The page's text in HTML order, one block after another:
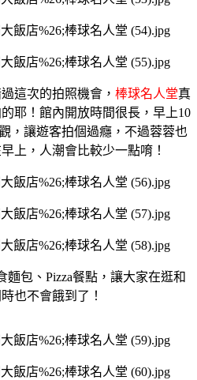
這次的拍照機會， 棒球名人堂真
耶！ 館內開放時間很長， 早上10
， 讓遊客拍個過癮， 不過蓉蓉也
上， 人潮會比較少一點唷！
麵包、Pizza餐點， 讓大家在逛和
時也不會餓到了！